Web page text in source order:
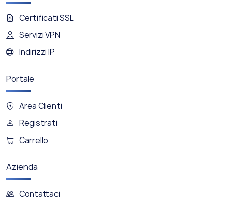
Certificati SSL
Servizi VPN
Indirizzi IP
Portale
Area Clienti
Registrati
Carrello
Azienda
Contattaci